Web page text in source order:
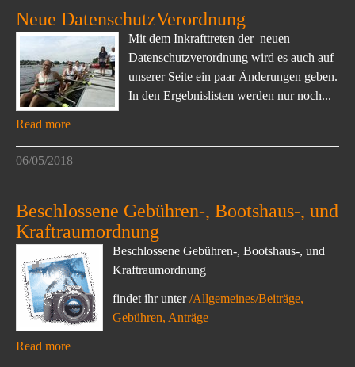
Neue DatenschutzVerordnung
Mit dem Inkrafttreten der neuen
Datenschutzverordnung wird es auch auf
unserer Seite ein paar Änderungen geben.
In den Ergebnislisten werden nur noch...
Read more
06/05/2018
Beschlossene Gebühren-, Bootshaus-, und
Kraftraumordnung
Beschlossene Gebühren-, Bootshaus-, und
Kraftraumordnung
findet ihr unter/Allgemeines/Beiträge,
Gebühren, Anträge
Read more